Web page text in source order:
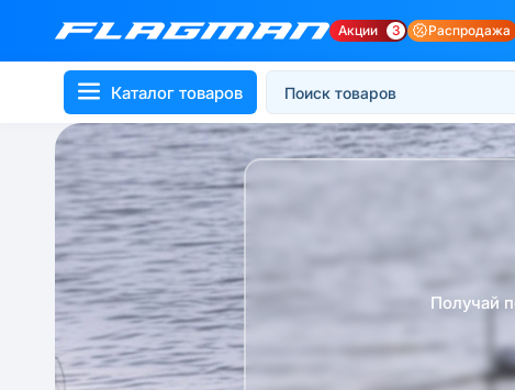
Акции 3 Распродажа
Каталог товаров
Получай